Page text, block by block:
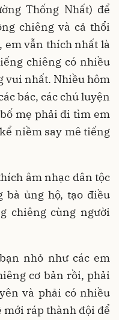
Thống Nhất) để
chiêng và cả thổi
em vẫn thích nhất là
chiêng có nhiều
vui nhất. Nhiều hôm
bác, các chú luyện
mẹ phải đi tìm em
niềm say mê tiếng
âm nhạc dân tộc
bà ủng hộ, tạo điều
chiêng cùng người
nhỏ như các em
cơ bản rồi, phải
và phải có nhiều
ráp thành đội để